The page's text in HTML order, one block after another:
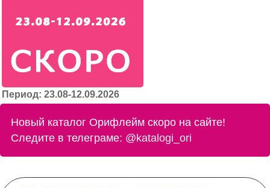
Период: 23.08-12.09.2026
Новый каталог Орифлейм скоро на сайте!
Следите в телеграме: @katalogi_ori